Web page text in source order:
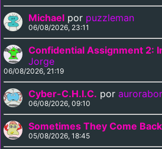
Michael por puzzleman
06/08/2026, 23:11
Confidential Assignment 2:
Jorge
06/08/2026, 21:19
Cyber-C.H.I.C. por
06/08/2026, 09:10
Sometimes They Come
05/08/2026, 18:45